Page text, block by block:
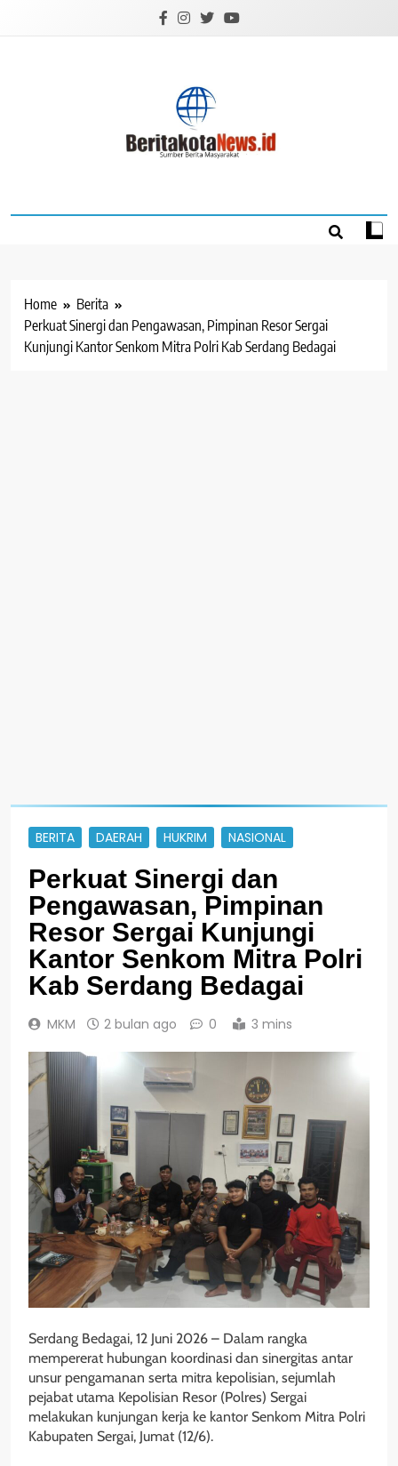
Home
Berita
Perkuat Sinergi dan Pengawasan, Pimpinan Resor Sergai
Kunjungi Kantor Senkom Mitra Polri Kab Serdang Bedagai
BERITA DAERAH HUKRIM NASIONAL
Perkuat Sinergi dan
Pengawasan, Pimpinan
Resor Sergai Kunjungi
Kantor Senkom Mitra Polri
Kab Serdang Bedagai
MKM 2 bulan ago 0 3 mins
Serdang Bedagai, 12 Juni 2026 – Dalam rangka
mempererat hubungan koordinasi dan sinergitas antar
unsur pengamanan serta mitra kepolisian, sejumlah
pejabat utama Kepolisian Resor (Polres) Sergai
melakukan kunjungan kerja ke kantor Senkom Mitra Polri
Kabupaten Sergai, Jumat (12/6).